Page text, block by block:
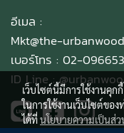
อีเมล :
Mkt@the-
เบอร์โทร : 02-
ID Line :
เว็บไซต์นี้มีการใช้งานคุ
ในการใช้งานเว็บไซต์ขอ
ได้ที่นโยบายความเป็นส่